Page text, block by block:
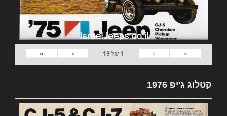
«
‹
1 של19
›
»
קטלוג ג'יפ 1976